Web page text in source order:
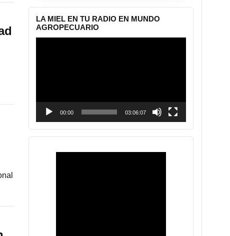
LA MIEL EN TU RADIO EN MUNDO
AGROPECUARIO
00:00 03:06:07